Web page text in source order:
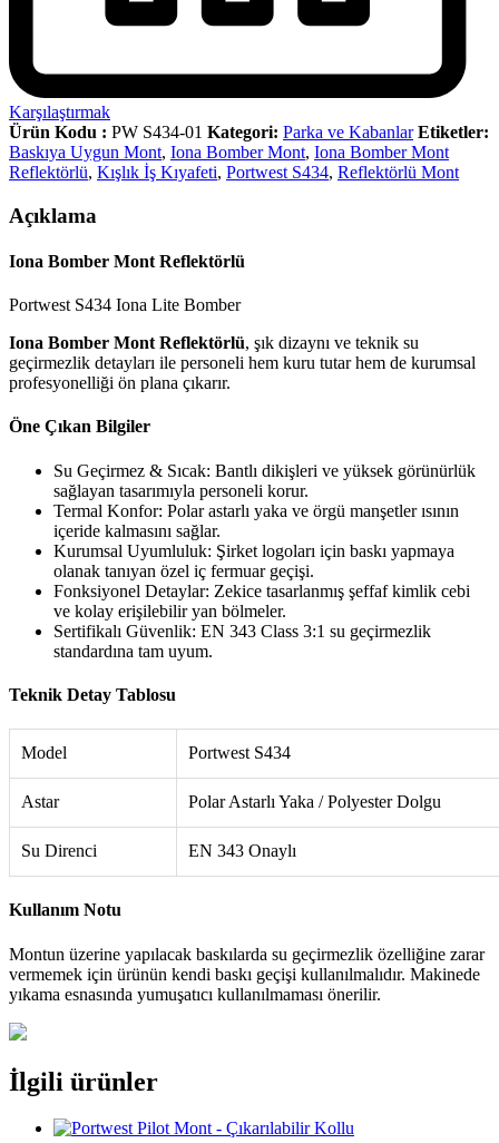
Karşılaştırmak
Ürün Kodu : PW S434-01 Kategori: Parka ve Kabanlar Etiketler:
Baskıya Uygun Mont, Iona Bomber Mont, Iona Bomber Mont
Reflektörlü, Kışlık İş Kıyafeti, Portwest S434, Reflektörlü Mont
Açıklama
Iona Bomber Mont Reflektörlü
Portwest S434 Iona Lite Bomber
Iona Bomber Mont Reflektörlü, şık dizaynı ve teknik su
geçirmezlik detayları ile personeli hem kuru tutar hem de kurumsal
profesyonelliği ön plana çıkarır.
Öne Çıkan Bilgiler
Su Geçirmez & Sıcak: Bantlı dikişleri ve yüksek görünürlük
sağlayan tasarımıyla personeli korur.
Termal Konfor: Polar astarlı yaka ve örgü manşetler ısının
içeride kalmasını sağlar.
Kurumsal Uyumluluk: Şirket logoları için baskı yapmaya
olanak tanıyan özel iç fermuar geçişi.
Fonksiyonel Detaylar: Zekice tasarlanmış şeffaf kimlik cebi
ve kolay erişilebilir yan bölmeler.
Sertifikalı Güvenlik: EN 343 Class 3:1 su geçirmezlik
standardına tam uyum.
Teknik Detay Tablosu
Model Portwest S434
Astar Polar Astarlı Yaka / Polyester Dolgu
Su Direnci EN 343 Onaylı
Kullanım Notu
Montun üzerine yapılacak baskılarda su geçirmezlik özelliğine zarar
vermemek için ürünün kendi baskı geçişi kullanılmalıdır. Makinede
yıkama esnasında yumuşatıcı kullanılmaması önerilir.
İlgili ürünler